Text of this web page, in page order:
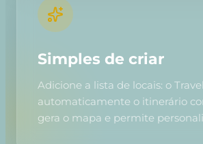
Simples de criar
Adicione a lista de locais: o
automaticamente o itinerário
gera o mapa e permite